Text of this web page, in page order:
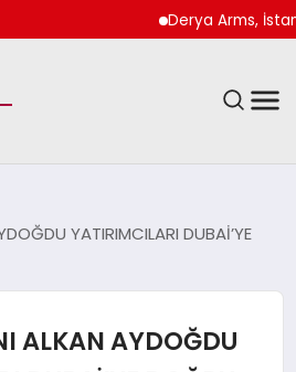
Derya Arms,
YATIRIMCILARI DUBAİ’YE
ALKAN AYDOĞDU